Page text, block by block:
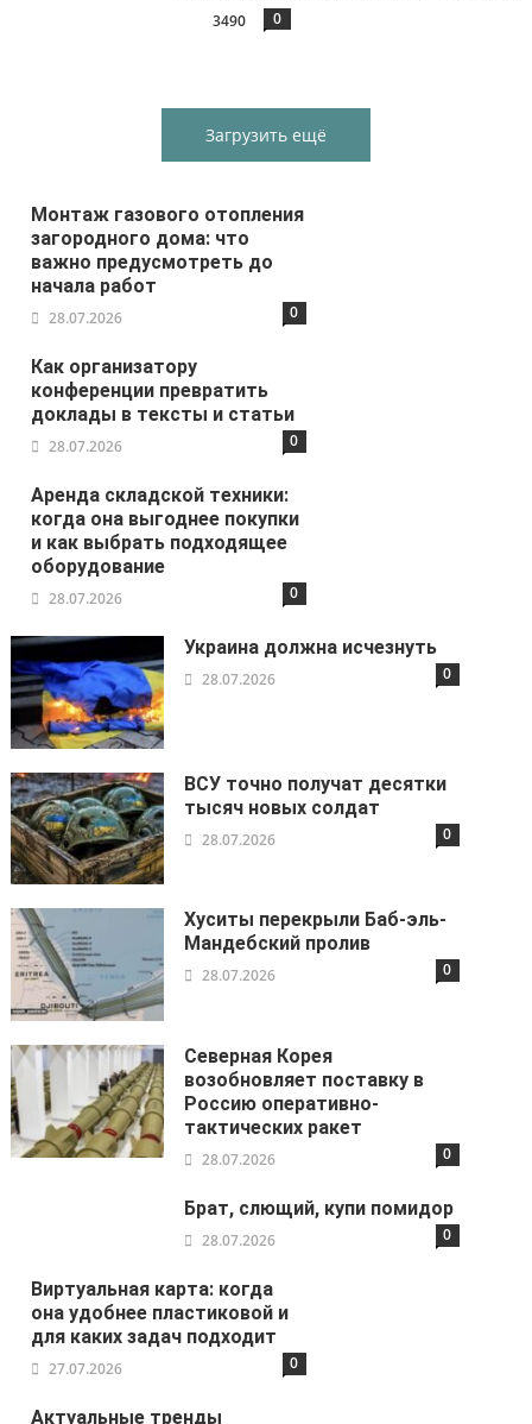
3490 0
Загрузить ещё
Монтаж газового отопления
загородного дома: что
важно предусмотреть до
начала работ
28.07.2026 0
Как организатору
конференции превратить
доклады в тексты и статьи
28.07.2026 0
Аренда складской техники:
когда она выгоднее покупки
и как выбрать подходящее
оборудование
28.07.2026 0
Украина должна исчезнуть
28.07.2026 0
ВСУ точно получат десятки
тысяч новых солдат
28.07.2026 0
Хуситы перекрыли Баб-эль-
Мандебский пролив
28.07.2026 0
Северная Корея
возобновляет поставку в
Россию оперативно-
тактических ракет
28.07.2026 0
Брат, слющий, купи помидор
28.07.2026 0
Виртуальная карта: когда
она удобнее пластиковой и
для каких задач подходит
27.07.2026 0
Актуальные тренды